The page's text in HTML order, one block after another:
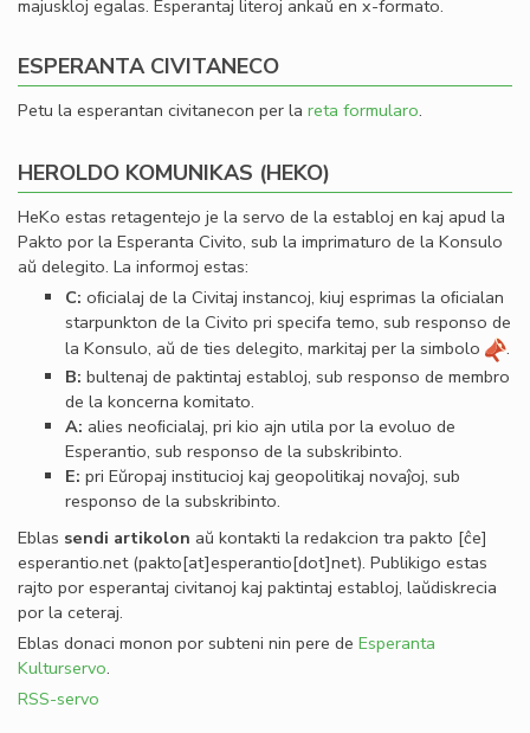
majuskloj egalas. Esperantaj literoj ankaŭ en x-formato.
ESPERANTA CIVITANECO
Petu la esperantan civitanecon per la reta formularo.
HEROLDO KOMUNIKAS (HEKO)
HeKo estas retagentejo je la servo de la establoj en kaj apud la
Pakto por la Esperanta Civito, sub la imprimaturo de la Konsulo
aŭ delegito. La informoj estas:
C: oﬁcialaj de la Civitaj instancoj, kiuj esprimas la oﬁcialan
starpunkton de la Civito pri specifa temo, sub responso de
la Konsulo, aŭ de ties delegito, markitaj per la simbolo
.
B: bultenaj de paktintaj establoj, sub responso de membro
de la koncerna komitato.
A: alies neoﬁcialaj, pri kio ajn utila por la evoluo de
Esperantio, sub responso de la subskribinto.
E: pri Eŭropaj institucioj kaj geopolitikaj novaĵoj, sub
responso de la subskribinto.
Eblas sendi artikolon aŭ kontakti la redakcion tra pakto [ĉe]
esperantio.net(pakto[at]esperantio[dot]net). Publikigo estas
rajto por esperantaj civitanoj kaj paktintaj establoj, laŭdiskrecia
por la ceteraj.
Eblas donaci monon por subteni nin pere de Esperanta
Kulturservo.
RSS-servo